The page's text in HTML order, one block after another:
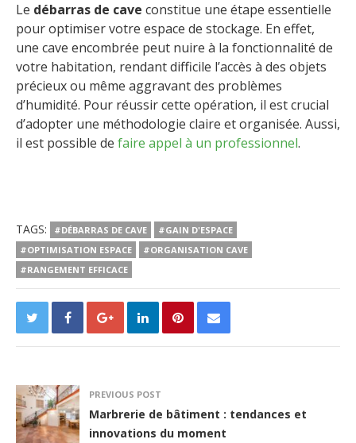
Le débarras de cave constitue une étape essentielle
pour optimiser votre espace de stockage. En effet,
une cave encombrée peut nuire à la fonctionnalité de
votre habitation, rendant difficile l’accès à des objets
précieux ou même aggravant des problèmes
d’humidité. Pour réussir cette opération, il est crucial
d’adopter une méthodologie claire et organisée. Aussi,
il est possible de faire appel à un professionnel.
TAGS: #DÉBARRAS DE CAVE
#GAIN D'ESPACE
#OPTIMISATION ESPACE
#ORGANISATION CAVE
#RANGEMENT EFFICACE
PREVIOUS POST
Marbrerie de bâtiment : tendances et
innovations du moment